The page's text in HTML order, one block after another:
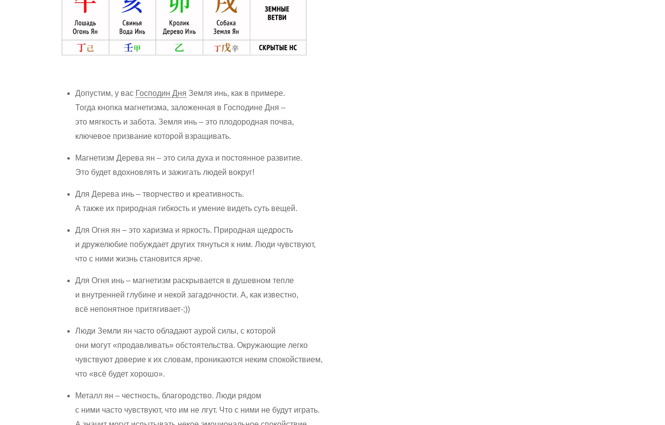
Допустим, у вас Господин Дня Земля инь, как в примере.
Тогда кнопка магнетизма, заложенная в Господине Дня –
это мягкость и забота. Земля инь – это плодородная почва,
ключевое призвание которой взращивать.
Магнетизм Дерева ян – это сила духа и постоянное развитие.
Это будет вдохновлять и зажигать людей вокруг!
Для Дерева инь – творчество и креативность.
А также их природная гибкость и умение видеть суть вещей.
Для Огня ян – это харизма и яркость. Природная щедрость
и дружелюбие побуждает других тянуться к ним. Люди чувствуют,
что с ними жизнь становится ярче.
Для Огня инь – магнетизм раскрывается в душевном тепле
и внутренней глубине и некой загадочности. А, как известно,
всё непонятное притягивает-;))
Люди Земли ян часто обладают аурой силы, с которой
они могут «продавливать» обстоятельства. Окружающие легко
чувствуют доверие к их словам, проникаются неким спокойствием,
что «всё будет хорошо».
Металл ян – честность, благородство. Люди рядом
с ними часто чувствуют, что им не лгут. Что с ними не будут играть.